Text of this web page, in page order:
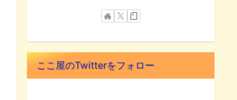
ここ屋のTwitterをフォロー